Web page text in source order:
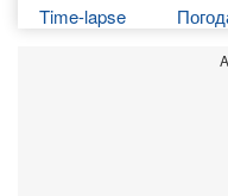
Time-lapse